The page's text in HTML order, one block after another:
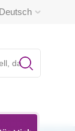
Deutsch